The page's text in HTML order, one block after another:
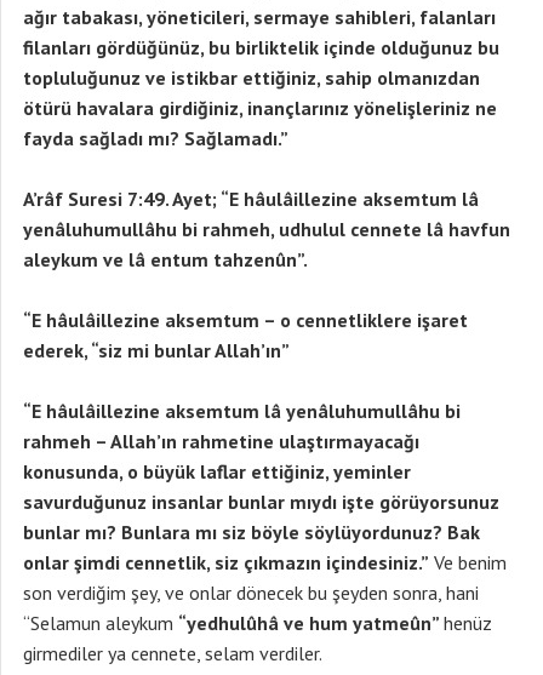
ağır tabakası, yöneticileri, sermaye sahibleri, falanları
filanları gördüğünüz, bu birliktelik içinde olduğunuz bu
topluluğunuz ve istikbar ettiğiniz, sahip olmanızdan
ötürü havalara girdiğiniz, inançlarınız yönelişleriniz ne
fayda sağladı mı? Sağlamadı.”
A’râf Suresi 7:49. Ayet; “E hâulâillezine aksemtum lâ
yenâluhumullâhu bi rahmeh, udhulul cennete lâ havfun
aleykum ve lâ entum tahzenûn”.
“E hâulâillezine aksemtum – o cennetliklere işaret
ederek, “siz mi bunlar Allah’ın”
“E hâulâillezine aksemtum lâ yenâluhumullâhu bi
rahmeh – Allah’ın rahmetine ulaştırmayacağı
konusunda, o büyük laflar ettiğiniz, yeminler
savurduğunuz insanlar bunlar mıydı işte görüyorsunuz
bunlar mı? Bunlara mı siz böyle söylüyordunuz? Bak
onlar şimdi cennetlik, siz çıkmazın içindesiniz.” Ve benim
son verdiğim şey, ve onlar dönecek bu şeyden sonra, hani
“Selamun aleykum “yedhulûhâ ve hum yatmeûn” henüz
girmediler ya cennete, selam verdiler.